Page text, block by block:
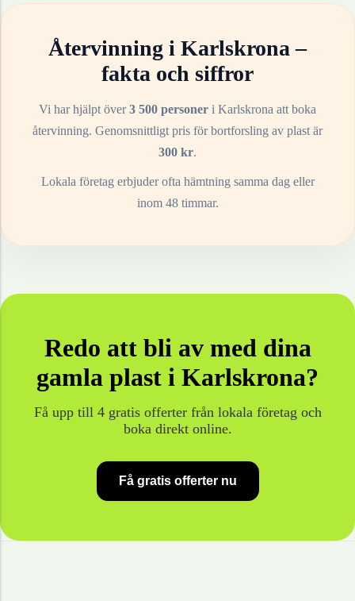
Återvinning i Karlskrona–
fakta och siffror
Vi har hjälpt över3 500 personer i Karlskrona att boka
återvinning. Genomsnittligt pris för bortforsling av plast är
300 kr.
Lokala företag erbjuder ofta hämtning samma dag eller
inom 48 timmar.
Redo att bli av med dina
gamla plast i Karlskrona?
Få upp till 4 gratis offerter från lokala företag och
boka direkt online.
Få gratis offerter nu